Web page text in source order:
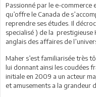
Passionné par le e-commerce
qu’offre le Canada de
reprendre ses études. Il
specialisé ) de la prestigieuse
anglais des affaires de
Maher s’est familiarisée très
lui donnant ainsi les coudées
initiale en 2009 a un acteur
et amusements a la grandeur